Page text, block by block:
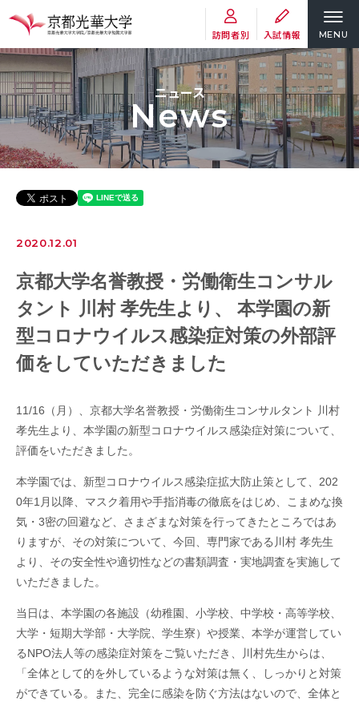
訪問者別 入試情報 MENU
ニュース
News
2020.12.01
京都大学名誉教授・労働衛生コンサル
タント 川村 孝先生より、 本学園の新
型コロナウイルス感染症対策の外部評
価をしていただきました
11/16（月）、京都大学名誉教授・労働衛生コンサルタント 川村
孝先生より、本学園の新型コロナウイルス感染症対策について、
評価をいただきました。
本学園では、新型コロナウイルス感染症拡大防止策として、202
0年1月以降、マスク着用や手指消毒の徹底をはじめ、こまめな換
気・3密の回避など、さまざまな対策を行ってきたところではあ
りますが、その対策について、今回、専門家である川村 孝先生
より、その安全性や適切性などの書類調査・実地調査を実施して
いただきました。
当日は、本学園の各施設（幼稚園、小学校、中学校・高等学校、
大学・短期大学部・大学院、学生寮）や授業、本学が運営してい
るNPO法人等の感染症対策をご覧いただき、川村先生からは、
「全体として的を外しているような対策は無く、しっかりと対策
ができている。また、完全に感染を防ぐ方法はないので、全体と